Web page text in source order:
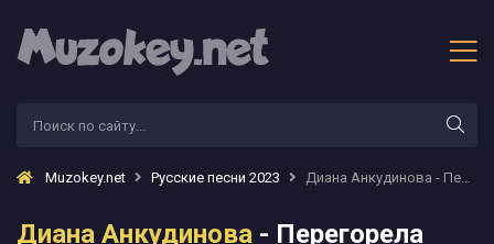
Muzokey.net Русские песни 2023 Диана Анкудинова - Перегорела
Диана Анкудинова - Перегорела